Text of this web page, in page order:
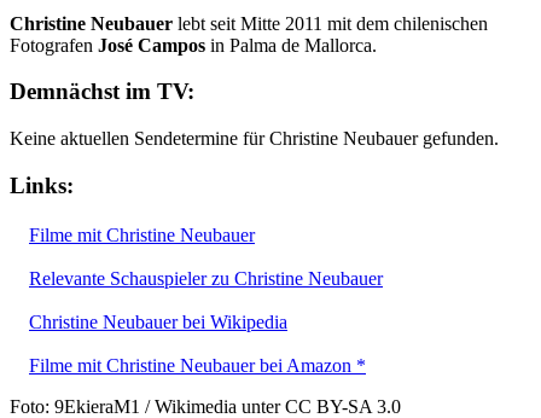
Christine Neubauer lebt seit Mitte 2011 mit dem chilenischen
Fotografen José Campos in Palma de Mallorca.
Demnächst im TV:
Keine aktuellen Sendetermine für Christine Neubauer gefunden.
Links:
Filme mit Christine Neubauer
Relevante Schauspieler zu Christine Neubauer
Christine Neubauer bei Wikipedia
Filme mit Christine Neubauer bei Amazon *
Foto: 9EkieraM1 / Wikimedia unter CC BY-SA 3.0